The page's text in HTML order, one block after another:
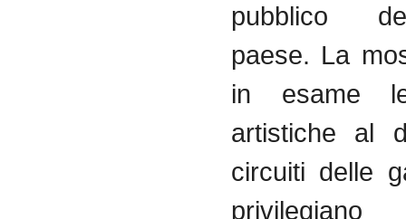
pubblico
paese. La
in esame
artistiche al
circuiti delle